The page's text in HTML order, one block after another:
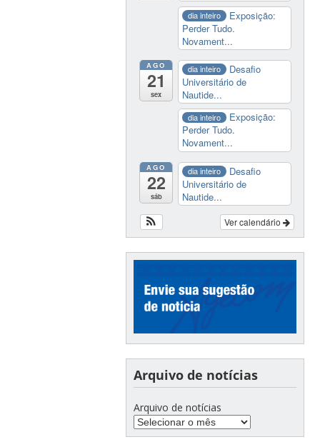
dia inteiro
Exposição:
Perder Tudo.
Novament...
AGO
21
sex
dia inteiro
Desafio
Universitário de
Nautide...
dia inteiro
Exposição:
Perder Tudo.
Novament...
AGO
22
sáb
dia inteiro
Desafio
Universitário de
Nautide...
Ver calendário
Arquivo de notícias
Arquivo de notícias